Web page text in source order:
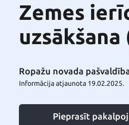
Zemes
uzsākšana
Ropažu novada
Informācija atjaunota 19.02.2025.
Pieprasīt